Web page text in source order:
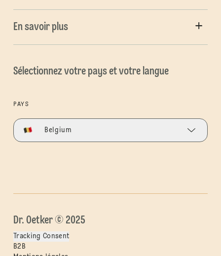
En savoir plus
Sélectionnez votre pays et votre langue
PAYS
Belgium
Dr. Oetker © 2025
Tracking Consent
B2B